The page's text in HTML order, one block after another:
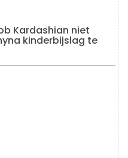
Kardashian niet
kinderbijslag te